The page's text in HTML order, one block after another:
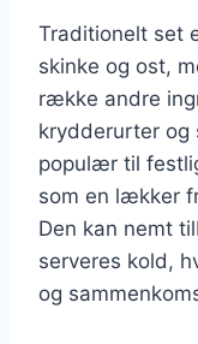
Traditionelt set
skinke og ost,
række andre
krydderurter og
populær til
som en lækker
Den kan nemt
serveres kold,
og